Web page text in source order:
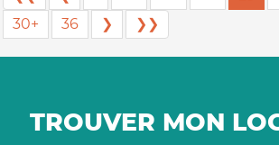
30+
36 ❯ ❯❯
TROUVER MON